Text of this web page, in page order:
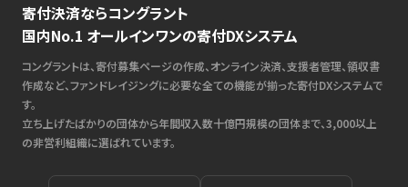
寄付決済ならコングラント
国内No.1 オールインワンの寄付DXシステム
コングラントは、寄付募集ページの作成、オンライン決済、支援者管理、領収書
作成など、ファンドレイジングに必要な全ての機能が揃った寄付DXシステムで
す。
立ち上げたばかりの団体から年間収入数十億円規模の団体まで、3,000以上
の非営利組織に選ばれています。